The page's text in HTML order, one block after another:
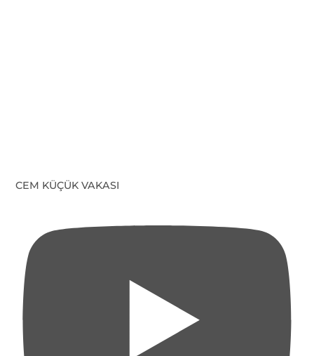
CEM KÜÇÜK VAKASI